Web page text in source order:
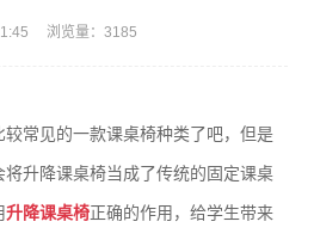
浏览量：3185
常见的一款课桌椅种类了吧，但是
升降课桌椅当成了传统的固定课桌
升降课桌椅正确的作用，给学生带来